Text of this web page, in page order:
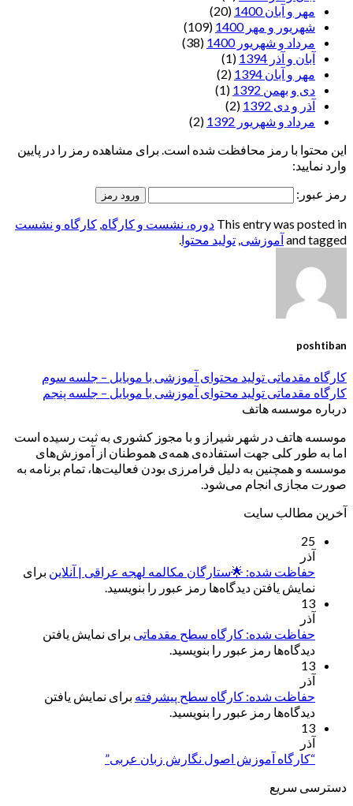
مهر و آبان 1400
(20)
شهریور و مهر 1400
(109)
مرداد و شهریور 1400
(38)
آبان و آذر 1394
(1)
مهر و آبان 1394
(2)
دی و بهمن 1392
(1)
آذر و دی 1392
(2)
مرداد و شهریور 1392
(2)
این محتوا با رمز محافظت شده است. برای مشاهده رمز را در پایین
وارد نمایید:
رمز عبور:
This entry was posted in دوره، نشست و کارگاه, کارگاه و نشست
and tagged آموزشی, تولید محتوا.
poshtiban
کارگاه مقدماتی تولید محتوای آموزشی با موبایل – جلسه سوم
کارگاه مقدماتی تولید محتوای آموزشی با موبایل – جلسه پنجم
درباره موسسه هاتف
موسسه هاتف در شهر شیراز و با مجوز کشوری به ثبت رسیده است
اما به طور کلی جهت استفاده‌ی همه‌ی هموطنان از آموزش‌های
موسسه و همچنین به دلیل فرامرزی بودن فعالیت‌ها، تمام برنامه به
صورت مجازی انجام می‌شود.
آخرین مطالب سایت
25
آذر
حفاظت شده: 🌟ستارگان مکالمه لهجه عراقی | آنلاین برای
نمایش یافتن دیدگاه‌ها رمز عبور را بنویسید.
13
آذر
حفاظت شده: کارگاه سطح مقدماتی برای نمایش یافتن
دیدگاه‌ها رمز عبور را بنویسید.
13
آذر
حفاظت شده: کارگاه سطح پیشرفته برای نمایش یافتن
دیدگاه‌ها رمز عبور را بنویسید.
13
آذر
“کارگاه آموزش اصول نگارش زبان عربی”
دسترسی سریع